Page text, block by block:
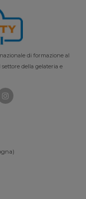
di formazione al
della gelateria e